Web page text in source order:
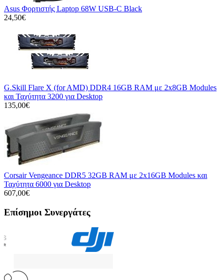
Asus Φορτιστής Laptop 68W USB-C Black
24,50€
G.Skill Flare X (for AMD) DDR4 16GB RAM με 2x8GB Modules
και Ταχύτητα 3200 για Desktop
135,00€
Corsair Vengeance DDR5 32GB RAM με 2x16GB Modules και
Ταχύτητα 6000 για Desktop
607,00€
Επίσημοι Συνεργάτες